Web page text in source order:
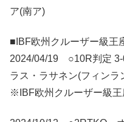
ア(南ア)
■IBF欧州クルーザー級王
2024/04/19 ○10R判定
ラス・ラサネン(フィンラ
※IBF欧州クルーザー級王